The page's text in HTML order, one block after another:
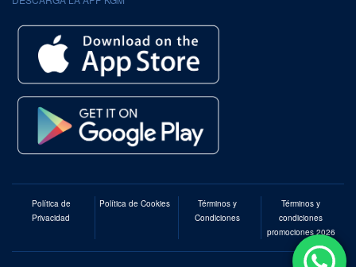
Política de
Privacidad
Política de Cookies
Términos y
Condiciones
Términos y
condiciones
promociones 2026